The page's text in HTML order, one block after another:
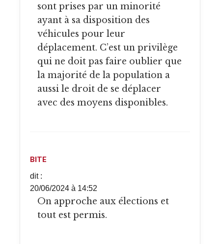
sont prises par un minorité
ayant à sa disposition des
véhicules pour leur
déplacement. C’est un privilège
qui ne doit pas faire oublier que
la majorité de la population a
aussi le droit de se déplacer
avec des moyens disponibles.
BITE
dit :
20/06/2024 à 14:52
On approche aux élections et
tout est permis.